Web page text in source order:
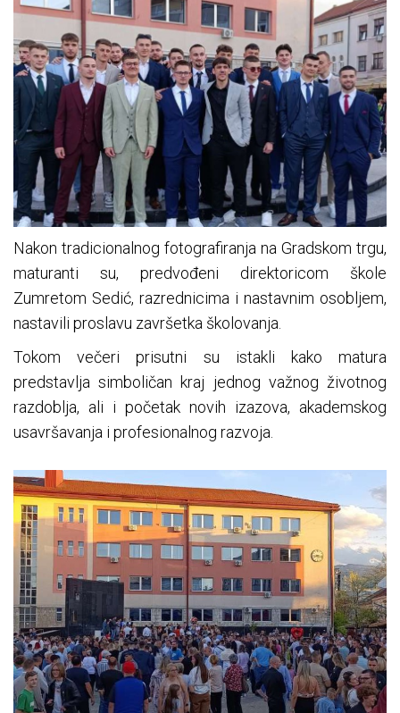
Nakon tradicionalnog fotografiranja na Gradskom trgu,
maturanti su, predvođeni direktoricom škole
Zumretom Sedić, razrednicima i nastavnim osobljem,
nastavili proslavu završetka školovanja.
Tokom večeri prisutni su istakli kako matura
predstavlja simboličan kraj jednog važnog životnog
razdoblja, ali i početak novih izazova, akademskog
usavršavanja i profesionalnog razvoja.